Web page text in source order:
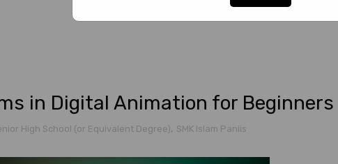
in Digital Animation for Beginners
High School (or Equivalent Degree), SMK Islam Paniis